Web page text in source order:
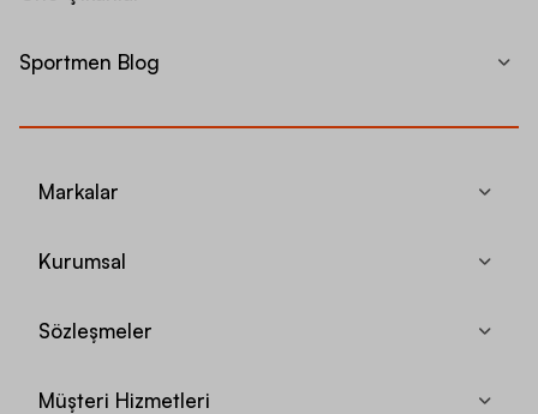
Sportmen Blog
Markalar
Kurumsal
Sözleşmeler
Müşteri Hizmetleri